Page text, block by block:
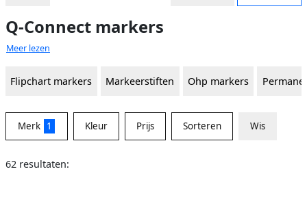
Q-Connect markers
Meer lezen
Flipchart markers Markeerstiften Ohp markers
Merk 1 Kleur Prijs Sorteren Wis
62 resultaten: